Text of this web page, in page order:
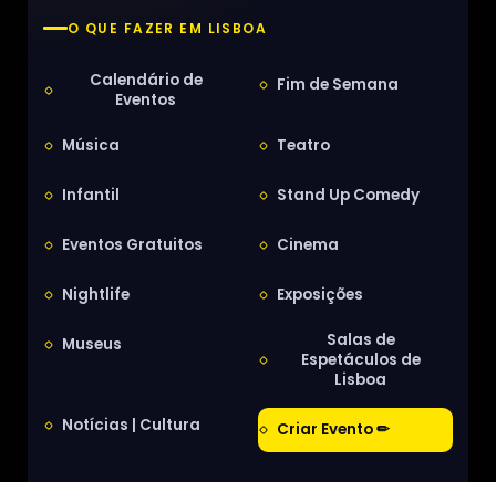
O QUE FAZER EM LISBOA
Calendário de
Eventos
Fim de Semana
Música Teatro
Infantil Stand Up Comedy
Eventos Gratuitos Cinema
Nightlife Exposições
Museus
Salas de
Espetáculos de
Lisboa
Notícias | Cultura Criar Evento ✏